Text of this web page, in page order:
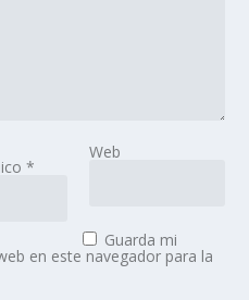
*
Web
Guarda mi
en este navegador para la